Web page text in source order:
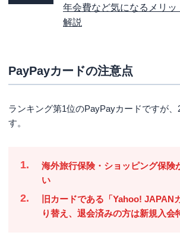
年会費など気になるメリッ
解説
PayPayカードの注意点
ランキング第1位のPayPayカードですが、
す。
海外旅行保険・ショッピング保険
い
旧カードである「Yahoo! JAPAN
り替え、退会済みの方は新規入会